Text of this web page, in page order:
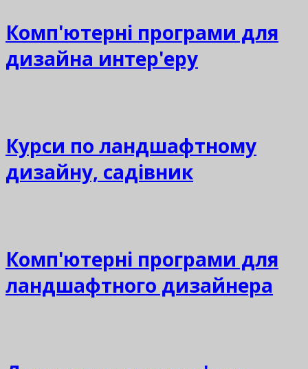
Комп'ютерні програми для
дизайна интер'еру
Курси по ландшафтному
дизайну, садівник
Комп'ютерні програми для
ландшафтного дизайнера